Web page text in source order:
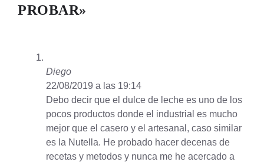
PROBAR»
Diego
22/08/2019 a las 19:14
Debo decir que el dulce de leche es uno de los
pocos productos donde el industrial es mucho
mejor que el casero y el artesanal, caso similar
es la Nutella. He probado hacer decenas de
recetas y metodos y nunca me he acercado a